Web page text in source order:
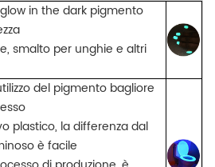
glow in the dark pigmento
smalto per unghie e altri
del pigmento bagliore
plastico, ladifferenza dal
è facile